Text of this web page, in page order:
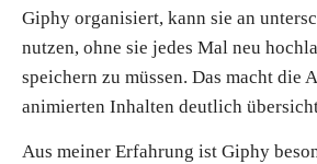
Giphy organisiert, kann sie an
nutzen, ohne sie jedes Mal neu
speichern zu müssen. Das macht die
animierten Inhalten deutlich
Aus meiner Erfahrung ist Giphy